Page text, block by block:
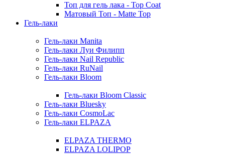
Топ для гель лака - Top Coat
Матовый Топ - Matte Top
Гель-лаки
Гель-лаки Manita
Гель-лаки Луи Филипп
Гель-лаки Nail Republic
Гель-лаки RuNail
Гель-лаки Bloom
Гель-лаки Bloom Classic
Гель-лаки Bluesky
Гель-лаки CosmoLac
Гель-лаки ELPAZA
ELPAZA THERMO
ELPAZA LOLIPOP